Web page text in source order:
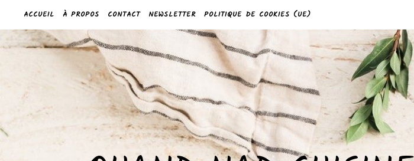
ACCUEIL À PROPOS CONTACT NEWSLETTER POLITIQUE DE COOKIES (UE)